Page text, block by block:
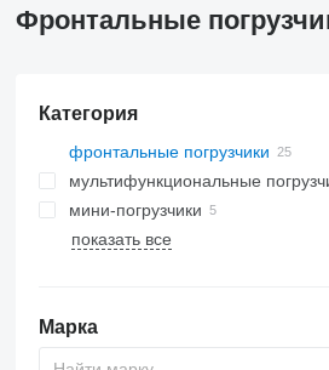
Фронтальные
Категория
фронтальные погрузчики
мультифункциональные
мини-погрузчики
показать все
Марка